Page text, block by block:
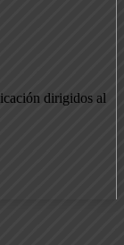
dirigidos al